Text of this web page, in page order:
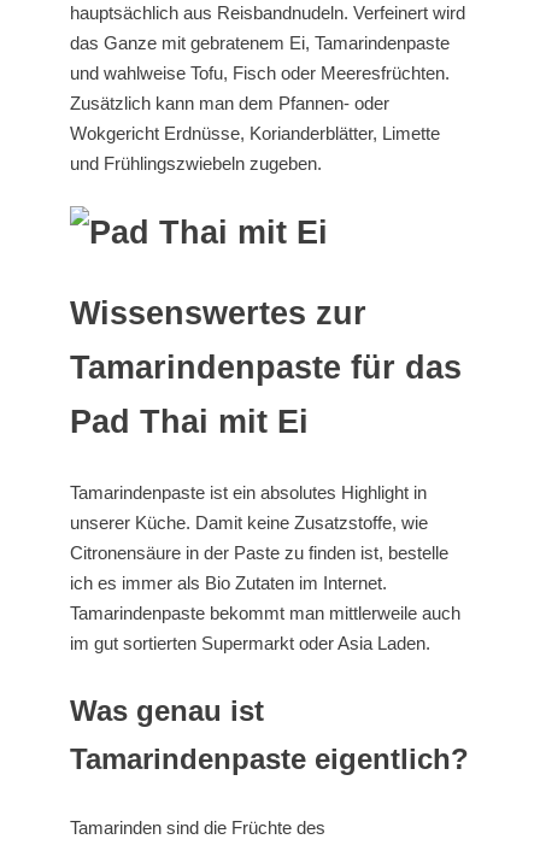
hauptsächlich aus Reisbandnudeln. Verfeinert wird
das Ganze mit gebratenem Ei, Tamarindenpaste
und wahlweise Tofu, Fisch oder Meeresfrüchten.
Zusätzlich kann man dem Pfannen- oder
Wokgericht Erdnüsse, Korianderblätter, Limette
und Frühlingszwiebeln zugeben.
Wissenswertes zur
Tamarindenpaste für das
Pad Thai mit Ei
Tamarindenpaste ist ein absolutes Highlight in
unserer Küche. Damit keine Zusatzstoffe, wie
Citronensäure in der Paste zu finden ist, bestelle
ich es immer als Bio Zutaten im Internet.
Tamarindenpaste bekommt man mittlerweile auch
im gut sortierten Supermarkt oder Asia Laden.
Was genau ist
Tamarindenpaste eigentlich?
Tamarinden sind die Früchte des